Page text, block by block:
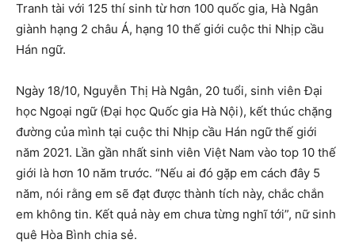
Tranh tài với 125 thí sinh từ hơn 100 quốc gia, Hà Ngân
giành hạng 2 châu Á, hạng 10 thế giới cuộc thi Nhịp cầu
Hán ngữ.
Ngày 18/10, Nguyễn Thị Hà Ngân, 20 tuổi, sinh viên Đại
học Ngoại ngữ (Đại học Quốc gia Hà Nội), kết thúc chặng
đường của mình tại cuộc thi Nhịp cầu Hán ngữ thế giới
năm 2021. Lần gần nhất sinh viên Việt Nam vào top 10 thế
giới là hơn 10 năm trước. “Nếu ai đó gặp em cách đây 5
năm, nói rằng em sẽ đạt được thành tích này, chắc chắn
em không tin. Kết quả này em chưa từng nghĩ tới”, nữ sinh
quê Hòa Bình chia sẻ.